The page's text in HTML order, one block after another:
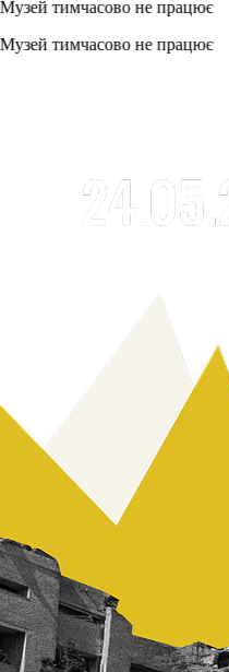
не працює
не працює